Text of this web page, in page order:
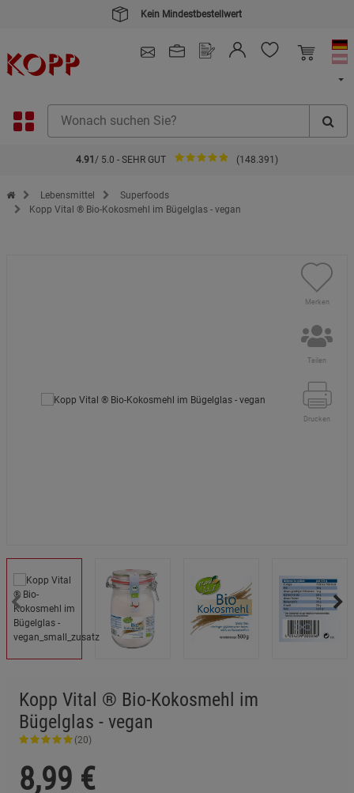
4.91 / 5.0 - SEHR GUT (148.391)
Zur Startseite des Kopp Verlag Online-Shop
Lebensmittel
Superfoods
Kopp Vital ® Bio-Kokosmehl im Bügelglas - vegan
Merken
Teilen
Drucken
Kopp Vital ® Bio-Kokosmehl im
Bügelglas - vegan
(20)
8,99 €